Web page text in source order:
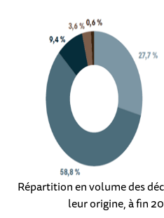
Répartition en volume des
leur origine, à fin